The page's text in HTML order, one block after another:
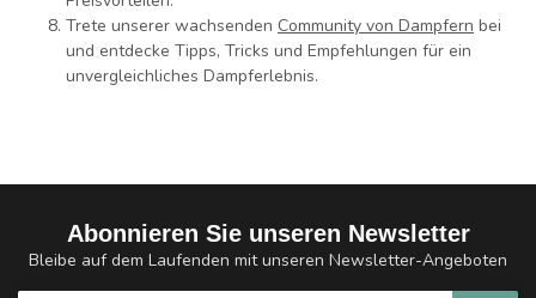
Trete unserer wachsenden Community von Dampfern bei
und entdecke Tipps, Tricks und Empfehlungen für ein
unvergleichliches Dampferlebnis.
Abonnieren Sie unseren Newsletter
Bleibe auf dem Laufenden mit unseren Newsletter-Angeboten